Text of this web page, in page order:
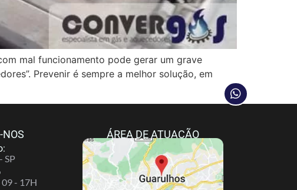
mal funcionamento pode gerar um grave
Prevenir é sempre a melhor solução, em
NOS
SP
09 - 17H
ÁREA DE ATUAÇÃO